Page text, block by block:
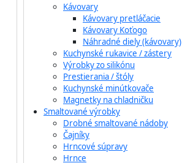
Kávovary
Kávovary pretláčacie
Kávovary Koťogo
Náhradné diely (kávovary)
Kuchynské rukavice / zástery
Výrobky zo silikónu
Prestierania / štóly
Kuchynské minútkovače
Magnetky na chladničku
Smaltované výrobky
Drobné smaltované nádoby
Čajníky
Hrncové súpravy
Hrnce